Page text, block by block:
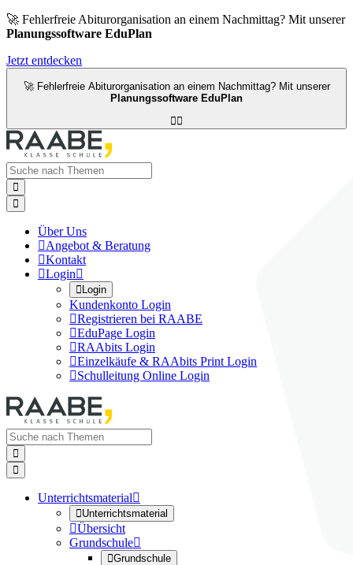
🚀 Fehlerfreie Abiturorganisation an einem Nachmittag? Mit unserer
Planungssoftware EduPlan
Jetzt entdecken
🚀 Fehlerfreie Abiturorganisation an einem Nachmittag? Mit unserer
Planungssoftware EduPlan



Über Uns
Angebot & Beratung
Kontakt
Login
Login
Kundenkonto Login
Registrieren bei RAABE
EduPage Login
RAAbits Login
Einzelkäufe & RAAbits Print Login
Schulleitung Online Login


Unterrichtsmaterial
Unterrichtsmaterial
Übersicht
Grundschule
Grundschule